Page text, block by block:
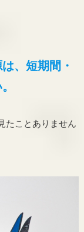
、短期間・
たことありません